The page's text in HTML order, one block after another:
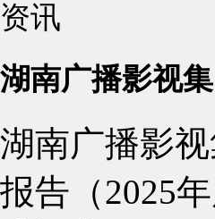
资讯
湖南广播影视
湖南广播影
报告（2025